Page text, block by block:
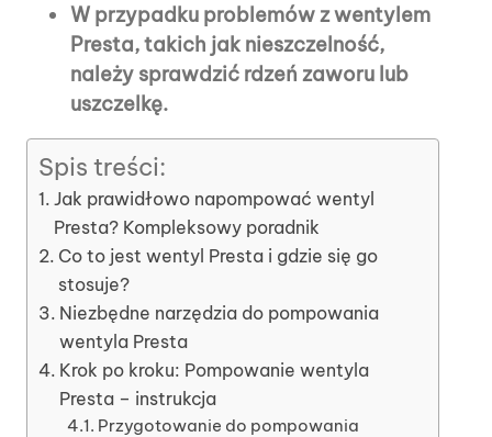
W przypadku problemów z wentylem
Presta, takich jak nieszczelność,
należy sprawdzić rdzeń zaworu lub
uszczelkę.
Spis treści:
Jak prawidłowo napompować wentyl
Presta? Kompleksowy poradnik
Co to jest wentyl Presta i gdzie się go
stosuje?
Niezbędne narzędzia do pompowania
wentyla Presta
Krok po kroku: Pompowanie wentyla
Presta – instrukcja
Przygotowanie do pompowania